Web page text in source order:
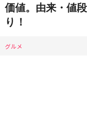
価値。由来・値
り！
グルメ